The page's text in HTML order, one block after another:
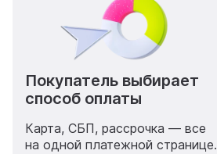
Покупатель выбирает
способ оплаты
Карта, СБП, рассрочка — все
на одной платежной странице.